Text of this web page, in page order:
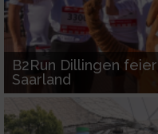
B2Run Dillingen
Saarland